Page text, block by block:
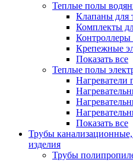
Теплые полы
Клапаны для
Комплекты
Контроллеры
Крепежные
Показать все
Теплые полы
Нагреватели
Показать все
Трубы
изделия
Трубы